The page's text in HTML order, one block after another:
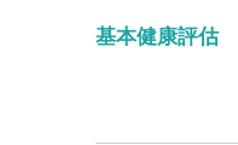
基本健康評估